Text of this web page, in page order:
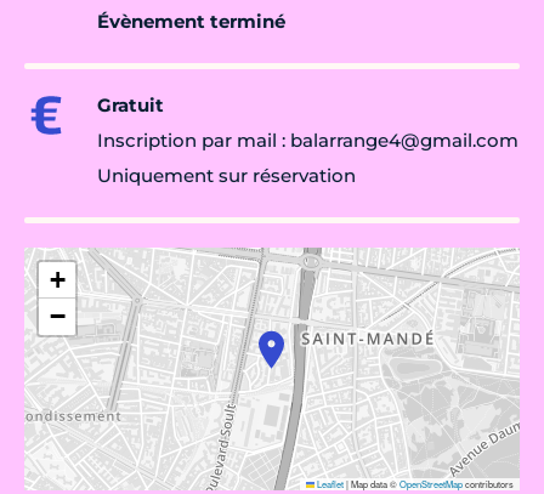
Évènement terminé
Gratuit
Inscription par mail : balarrange4@gmail.com
Uniquement sur réservation
+
−
Leaflet|Map data ©OpenStreetMapcontributors